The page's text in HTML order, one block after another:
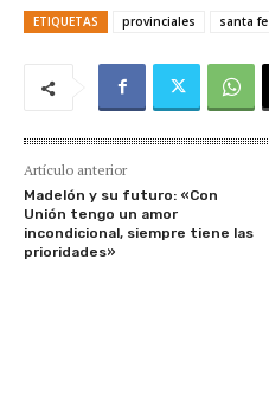
ETIQUETAS provinciales santa fe
Artículo anterior
Madelón y su futuro: «Con
Unión tengo un amor
incondicional, siempre tiene las
prioridades»